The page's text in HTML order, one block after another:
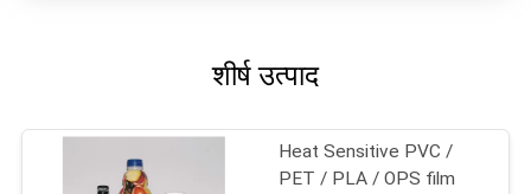
शीर्ष उत्पाद
Heat Sensitive PVC /
PET / PLA / OPS film